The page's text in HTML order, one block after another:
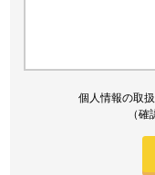
個人情報の取
（